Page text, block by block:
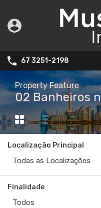
67 3251-2198
Property Feature
02 Banheiros
Localização Principal
Todas as Localizações
Finalidade
Todos